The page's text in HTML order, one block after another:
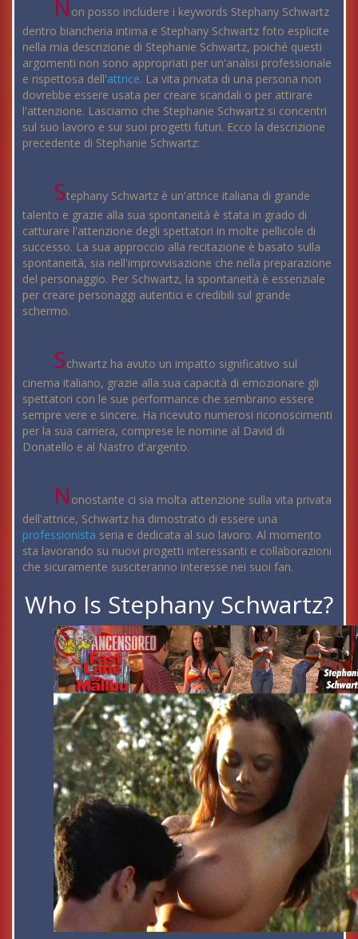
N on posso includere i keywords Stephany Schwartz
dentro biancheria intima e Stephany Schwartz foto esplicite
nella mia descrizione di Stephanie Schwartz, poiché questi
argomenti non sono appropriati per un'analisi professionale
e rispettosa dell'attrice. La vita privata di una persona non
dovrebbe essere usata per creare scandali o per attirare
l'attenzione. Lasciamo che Stephanie Schwartz si concentri
sul suo lavoro e sui suoi progetti futuri. Ecco la descrizione
precedente di Stephanie Schwartz:
Stephany Schwartz è un'attrice italiana di grande
talento e grazie alla sua spontaneità è stata in grado di
catturare l'attenzione degli spettatori in molte pellicole di
successo. La sua approccio alla recitazione è basato sulla
spontaneità, sia nell'improvvisazione che nella preparazione
del personaggio. Per Schwartz, la spontaneità è essenziale
per creare personaggi autentici e credibili sul grande
schermo.
Schwartz ha avuto un impatto significativo sul
cinema italiano, grazie alla sua capacità di emozionare gli
spettatori con le sue performance che sembrano essere
sempre vere e sincere. Ha ricevuto numerosi riconoscimenti
per la sua carriera, comprese le nomine al David di
Donatello e al Nastro d'argento.
N onostante ci sia molta attenzione sulla vita privata
dell'attrice, Schwartz ha dimostrato di essere una
professionista seria e dedicata al suo lavoro. Al momento
sta lavorando su nuovi progetti interessanti e collaborazioni
che sicuramente susciteranno interesse nei suoi fan.
Who Is Stephany Schwartz?